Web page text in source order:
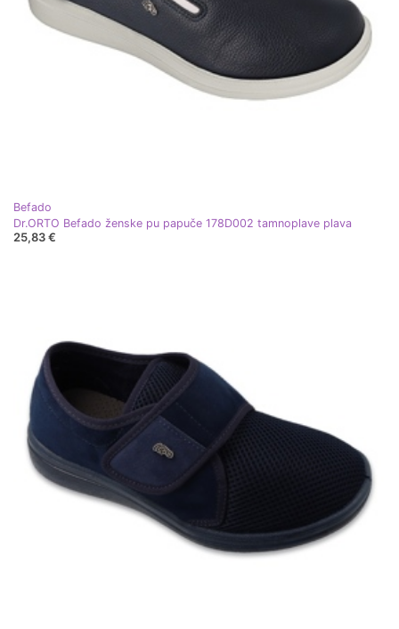
Befado
Dr.ORTO Befado ženske pu papuče 178D002 tamnoplave plava
25,83 €